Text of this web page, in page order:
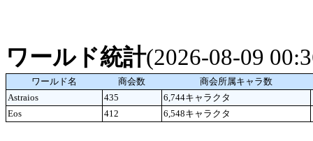
ワールド統計(2026-08-09
ワールド名 商会数
商会所属キャラ数
Astraios
435 6,744キャラクタ
Eos
412 6,548キャラクタ